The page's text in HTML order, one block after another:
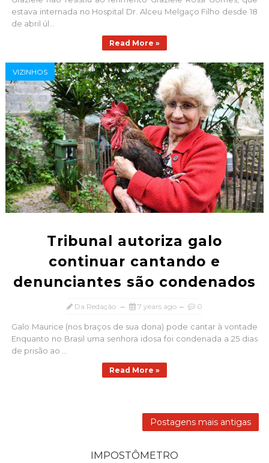
estava internada no Hospital Dr. Alceu Melgaço Filho desde 18
de abril úl...
Read More »
VIZINHOS
Tribunal autoriza galo
continuar cantando e
denunciantes são condenados
Da Redação 7 years ago 0
Galo Maurice (nos braços de sua dona) pode cantar à vontade
Enquanto no Brasil uma senhora idosa foi condenada a 25 dias
de prisão ao ...
Read More »
Postagens mais antigas
IMPOSTÔMETRO